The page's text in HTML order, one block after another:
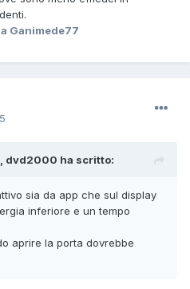
Ganimede77
dvd2000 ha scritto:
sia da app che sul display
inferiore e un tempo
aprire la porta dovrebbe